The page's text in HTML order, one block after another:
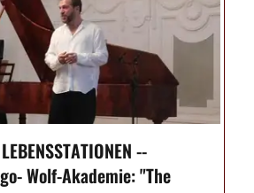
--
Wolf-Akademie: "The